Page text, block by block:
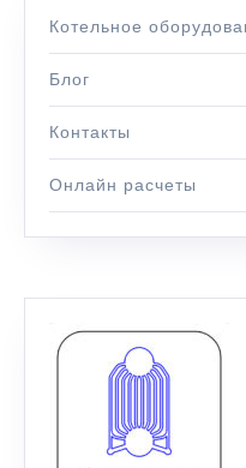
Котельное
Блог
Контакты
Онлайн расчеты